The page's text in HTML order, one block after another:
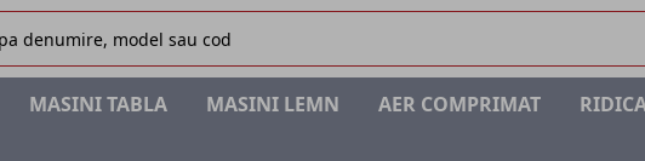
MASINI TABLA MASINI LEMN AER COMPRIMAT